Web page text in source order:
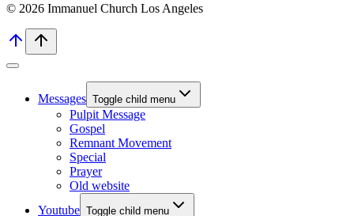
© 2026 Immanuel Church Los Angeles
Messages Toggle child menu
Pulpit Message
Gospel
Remnant Movement
Special
Prayer
Old website
Youtube Toggle child menu